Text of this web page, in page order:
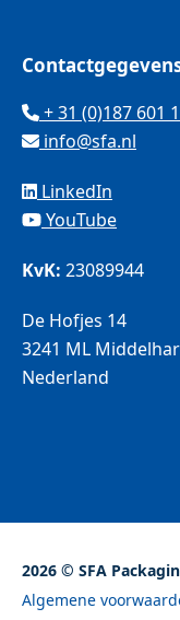
+ 31 (0)187 601
info@sfa.nl
LinkedIn
YouTube
KvK: 23089944
De Hofjes 14
3241 ML
Nederland
2026 © SFA
Algemene